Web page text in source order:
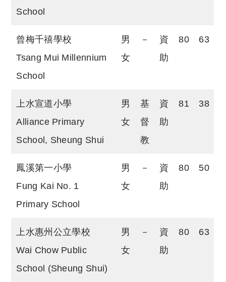
School
曾梅千禧學校
Tsang Mui Millennium
School
男
女
－
資
助
80 63
上水宣道小學
Alliance Primary
School, Sheung Shui
男
女
基
督
教
資
助
81 38
鳳溪第一小學
Fung Kai No. 1
Primary School
男
女
－
資
助
80 50
上水惠州公立學校
Wai Chow Public
School (Sheung Shui)
男
女
－
資
助
80 63